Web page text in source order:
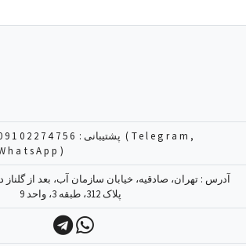
پشتیبانی : (Telegram,
آدرس : تهران، صادقیه، خیابان سازمان آب، بعد از
پلاک 312، طبقه 3، واحد 9